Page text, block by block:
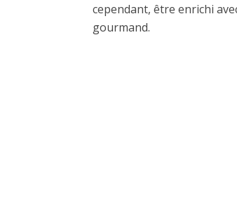
cependant, être enrichi
gourmand.